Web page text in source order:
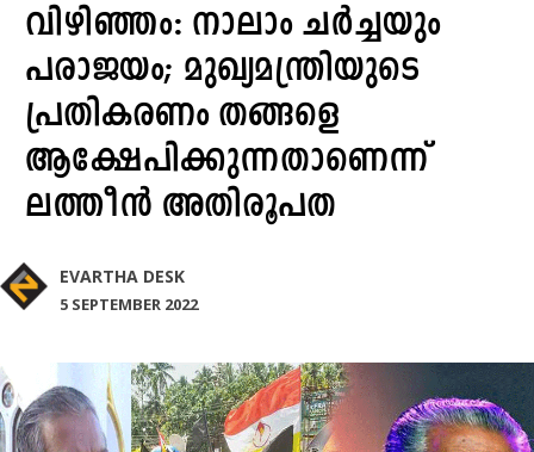
വിഴിഞ്ഞം: നാലാം ചർച്ചയും
പരാജയം; മുഖ്യമന്ത്രിയുടെ
പ്രതികരണം തങ്ങളെ
ആക്ഷേപിക്കുന്നതാണെന്ന്
ലത്തീൻ അതിരൂപത
EVARTHA DESK
5 SEPTEMBER 2022